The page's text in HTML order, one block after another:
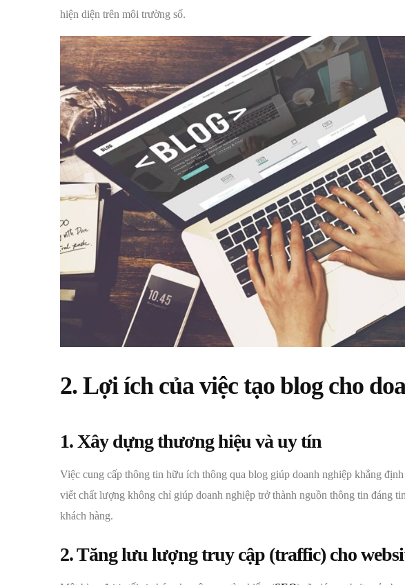
hiện diện trên môi trường số.
2. Lợi ích của việc tạo blog cho
1. Xây dựng thương hiệu và uy tín
Việc cung cấp thông tin hữu ích thông qua blog giúp doanh nghiệp khẳng
viết chất lượng không chỉ giúp doanh nghiệp trở thành nguồn thông tin đáng
khách hàng.
2. Tăng lưu lượng truy cập (traffic) cho